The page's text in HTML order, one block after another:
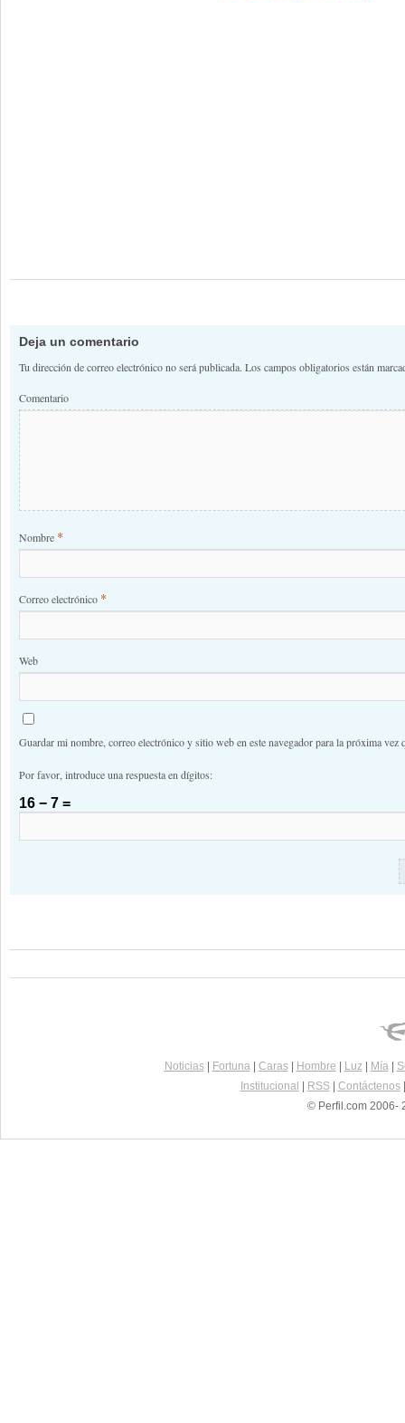
Deja un comentario
Tu dirección de correo electrónico no será publicada. Los campos obligatorios están
Comentario
Nombre *
Correo electrónico *
Web
Guardar mi nombre, correo electrónico y sitio web en este navegador para la próxima vez
Por favor, introduce una respuesta en dígitos:
16 − 7 =
Noticias| Fortuna| Caras| Hombre Luz| Mía|
Institucional
RSS| Contáctenos
© Perfil.com 2006-